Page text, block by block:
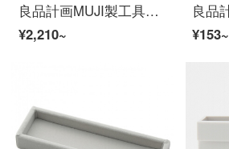
良品計画MUJI製工具箱3白
¥2,210~
¥153~